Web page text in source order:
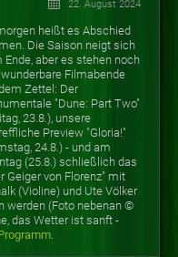
22. August 2024
heißt es Abschied
Die Saison neigt sich
Ende, aber es stehen noch
Filmabende
Zettel: Der
"Dune: Part Two"
23.8.), unsere
Preview "Gloria!"
24.8.) - und am
(25.8.) schließlich das
von Florenz" mit
(Violine) und Ute Völker
werden (Foto nebenan ©
das Wetter ist sanft -
.